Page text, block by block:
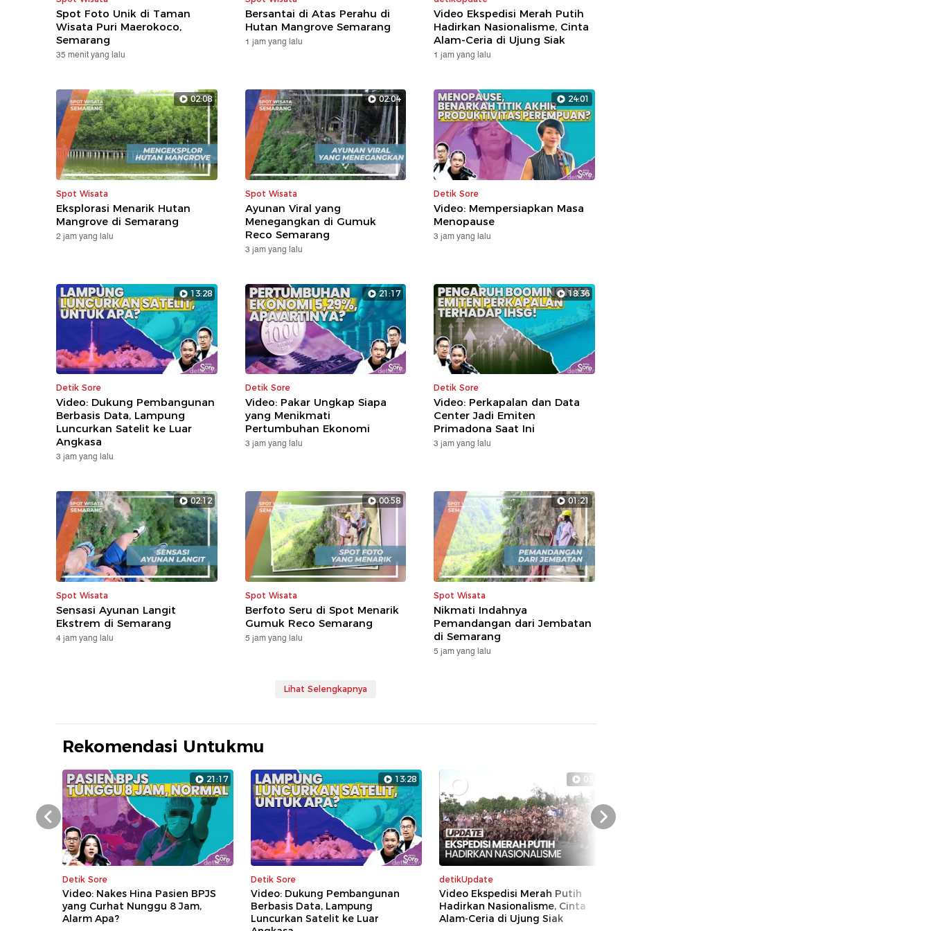
Spot Foto Unik di Taman
Wisata Puri Maerokoco,
Semarang
35 menit yang lalu
Bersantai di Atas Perahu di
Hutan Mangrove Semarang
1 jam yang lalu
Video Ekspedisi Merah Putih
Hadirkan Nasionalisme, Cinta
Alam-Ceria di Ujung Siak
1 jam yang lalu
02:08
Spot Wisata
Eksplorasi Menarik Hutan
Mangrove di Semarang
2 jam yang lalu
02:04
Spot Wisata
Ayunan Viral yang
Menegangkan di Gumuk
Reco Semarang
3 jam yang lalu
24:01
Detik Sore
Video: Mempersiapkan Masa
Menopause
3 jam yang lalu
13:28
Detik Sore
Video: Dukung Pembangunan
Berbasis Data, Lampung
Luncurkan Satelit ke Luar
Angkasa
3 jam yang lalu
21:17
Detik Sore
Video: Pakar Ungkap Siapa
yang Menikmati
Pertumbuhan Ekonomi
3 jam yang lalu
18:36
Detik Sore
Video: Perkapalan dan Data
Center Jadi Emiten
Primadona Saat Ini
3 jam yang lalu
02:12
Spot Wisata
Sensasi Ayunan Langit
Ekstrem di Semarang
4 jam yang lalu
00:58
Spot Wisata
Berfoto Seru di Spot Menarik
Gumuk Reco Semarang
5 jam yang lalu
01:21
Spot Wisata
Nikmati Indahnya
Pemandangan dari Jembatan
di Semarang
5 jam yang lalu
Lihat Selengkapnya
Rekomendasi Untukmu
21:17
Detik Sore
Video: Nakes Hina Pasien BPJS
yang Curhat Nunggu 8 Jam,
Alarm Apa?
13:28
Detik Sore
Video: Dukung Pembangunan
Berbasis Data, Lampung
Luncurkan Satelit ke Luar
03:24
detikUpdate
Video Ekspedisi Merah Putih
Hadirkan Nasionalisme, Cinta
Alam-Ceria di Ujung Siak
Prev Next